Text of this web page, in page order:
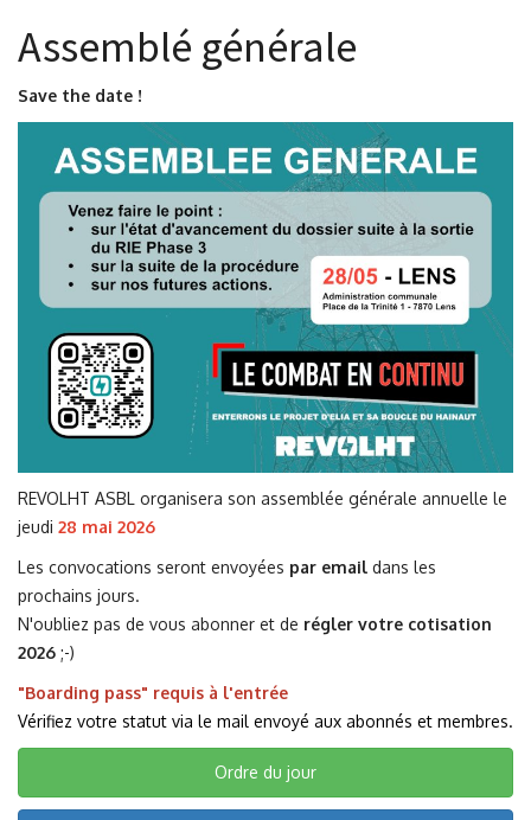
Assemblé générale
Save the date !
REVOLHT ASBL organisera son assemblée générale annuelle le
jeudi 28 mai 2026
Les convocations seront envoyées par email dans les
prochains jours.
N'oubliez pas de vous abonner et de régler votre cotisation
2026 ;-)
"Boarding pass" requis à l'entrée
Vérifiez votre statut via le mail envoyé aux abonnés et membres.
Ordre du jour